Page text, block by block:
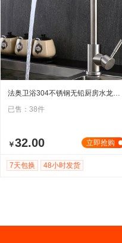
法奥卫浴304不锈钢无铅厨房水龙头 厨房冷热水龙头厨用
已售：38件
立即抢购
￥32.00
7天包换 48小时发货